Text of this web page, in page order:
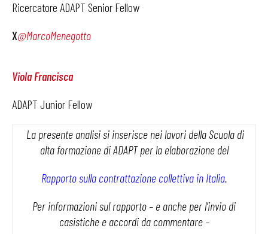
Ricercatore ADAPT Senior Fellow
X@MarcoMenegotto
Viola Francisca
ADAPT Junior Fellow
La presente analisi si inserisce nei lavori della Scuola di
alta formazione di ADAPT per la elaborazione del
Rapporto sulla contrattazione collettiva in Italia.
Per informazioni sul rapporto – e anche per l’invio di
casistiche e accordi da commentare –